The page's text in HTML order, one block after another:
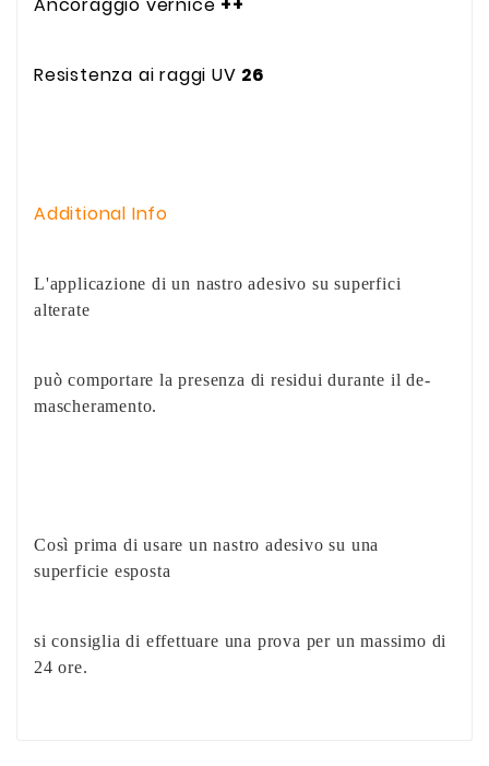
Ancoraggio vernice ++
Resistenza ai raggi UV 26
Additional Info
L'applicazione di un nastro adesivo su superfici
alterate
può comportare la presenza di residui durante il de-
mascheramento.
Così prima di usare un nastro adesivo su una
superficie esposta
si consiglia di effettuare una prova per un massimo di
24 ore.